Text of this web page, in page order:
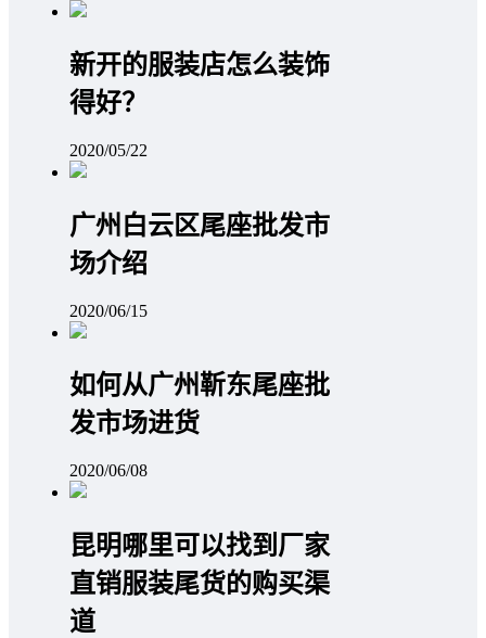
新开的服装店怎么装饰
得好？
2020/05/22
广州白云区尾座批发市
场介绍
2020/06/15
如何从广州靳东尾座批
发市场进货
2020/06/08
昆明哪里可以找到厂家
直销服装尾货的购买渠
道